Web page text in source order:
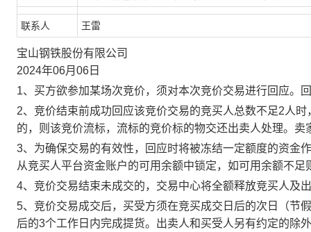
联系人 王雷
宝山钢铁股份有限公司
2024年06月06日
1、买方欲参加某场次竞价，须对本次竞价交易进行回应。
2、竞价结束前成功回应该竞价交易的竞买人总数不足2人
的，则该竞价流标，流标的竞价标的物交还出卖人处理。
3、为确保交易的有效性，回应时将被冻结一定额度的资金
从竞买人平台资金账户的可用余额中锁定，如可用余额不足
4、竞价交易结束未成交的，交易中心将全额释放竞买人及
5、竞价交易成交后，买受方须在竞买成交日后的次日（节
后的3个工作日内完成提货。出卖人和买受人另有约定的除